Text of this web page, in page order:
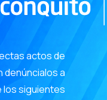
actos de
denúncialos a
los siguientes